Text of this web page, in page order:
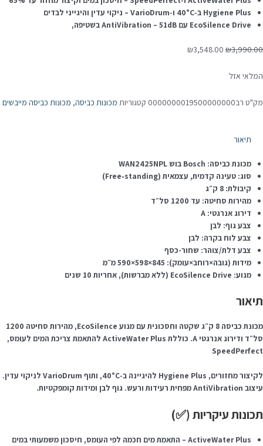
Hygiene Plus ב‑40°C ו‑VarioDrum – ניקוי עדין והיגייני לבדים
EcoSilence Drive עם AntiVibration – 51dB בשטיפה,
₪3,990.00
המחיר
₪3,548.00
המלאי אזל
מק"ט רב0000000019500000000 קטגוריות מכונות כביסה, מכונות כביסה מייבשים
תיאור
מכונת כביסה: Bosch בוש WAN2425NPL
סוג: טעינה קדמית, עצמאית (Free‑standing)
קיבולת: 8 ק״ג
מהירות סחיטה: עד 1200 סל״ד
דירוג אנרגטי: A
צבע גוף: לבן
צבע לוח בקרה: לבן
צבע דלת/צוהר: שחור-כסף
מידות (גובה×רוחב×עומק): 845×598×590 מ״מ
מנוע: EcoSilence Drive (ללא מברשות), אחריות 10 שנים
תיאור
מכונת כביסה 8 ק״ג שקטה וחסכונית עם מנוע EcoSilence, מהירות סחיטה 1200
סל״ד ודירוג אנרגטי A. כוללת ActiveWater Plus להתאמת צריכת המים לעומס,
SpeedPerfect
לקיצור מחזורים, Hygiene Plus להיגיינה ב‑40°C, ותוף VarioDrum לניקוי עדין.
עיצוב AntiVibration מפחית רעידות ורעש. גוף לבן ומידות קומפקטיות.
תכונות עיקריות (✅)
ActiveWater Plus – התאמת מים חכמה לפי העומס, חיסכון משמעותי במים